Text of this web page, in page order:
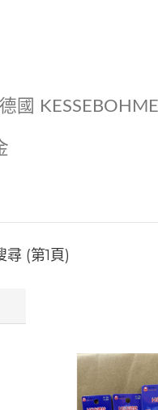
德國
尋 (第1頁)